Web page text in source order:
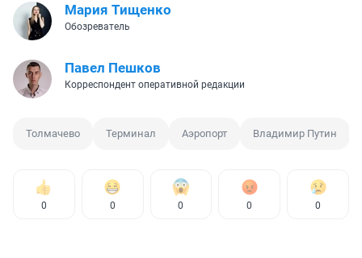
Мария Тищенко
Обозреватель
Павел Пешков
Корреспондент оперативной редакции
Толмачево Терминал Аэропорт Владимир Путин
0 0 0 0 0